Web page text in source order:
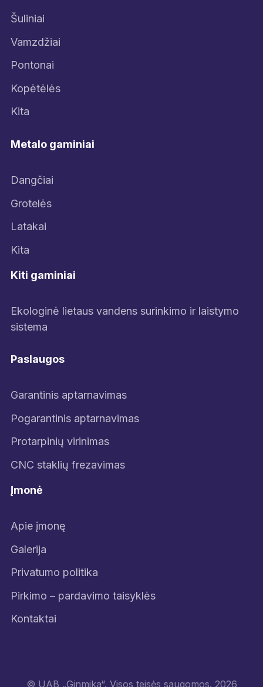
Šuliniai
Vamzdžiai
Pontonai
Kopėtėlės
Kita
Metalo gaminiai
Dangčiai
Grotelės
Latakai
Kita
Kiti gaminiai
Ekologinė lietaus vandens surinkimo ir laistymo
sistema
Paslaugos
Garantinis aptarnavimas
Pogarantinis aptarnavimas
Protarpinių virinimas
CNC staklių frezavimas
Įmonė
Apie įmonę
Galerija
Privatumo politika
Pirkimo – pardavimo taisyklės
Kontaktai
© UAB „Ginmika“. Visos teisės saugomos. 2026